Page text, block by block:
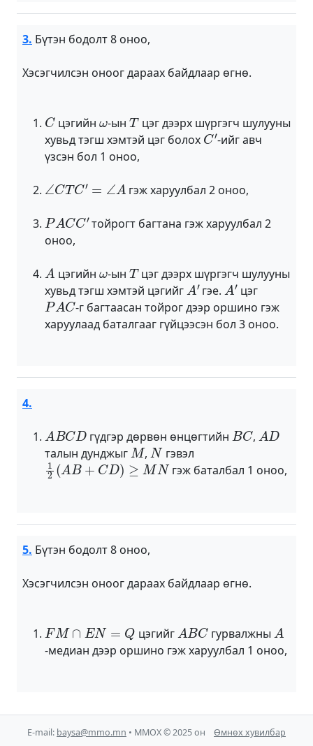
3. Бүтэн бодолт 8 оноо,
Хэсэгчилсэн оноог дараах байдлаар өгнө.
C
цэгийн -ын
цэг дээрх шүргэгч шулууны
хувьд тэгш хэмтэй цэг болох
C′
-ийг авч
үзсэн бол 1 оноо,
∠ C C′=
гэж харуулбал 2 оноо,
PA C C ′
тойрогт багтана гэж харуулбал 2
оноо,
A
цэгийн -ын
цэг дээрх шүргэгч шулууны
хувьд тэгш хэмтэй цэгийг
A′
гэе.
A′
цэг
PAC
-г багтаасан тойрог дээр оршино гэж
харуулаад баталгааг гүйцээсэн бол 3 оноо.
4.
A BCD
гүдгэр дөрвөн өнцөгтийн
BC
,
AD
талын дунджыг
M
,
N
гэвэл
12(AB+CD)≥MN
гэж баталбал 1 оноо,
5. Бүтэн бодолт 8 оноо,
Хэсэгчилсэн оноог дараах байдлаар өгнө.
FM ∩ N=Q
цэгийг
ABC
гурвалжны
A
-медиан дээр оршино гэж харуулбал 1 оноо,
E-mail: baysa@mmo.mn • ММОХ © 2025 он Өмнөх хувилбар